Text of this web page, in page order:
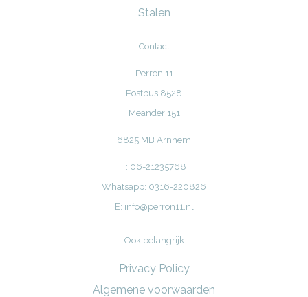
Stalen
Contact
Perron 11
Postbus 8528
Meander 151
6825 MB Arnhem
T: 06-21235768
Whatsapp: 0316-220826
E: info@perron11.nl
Ook belangrijk
Privacy Policy
Algemene voorwaarden